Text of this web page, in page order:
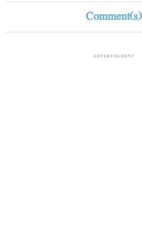
Comment(s)
ADVERTISEMENT